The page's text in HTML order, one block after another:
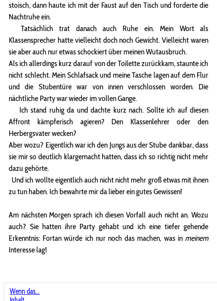
stoisch, dann haute ich mit der Faust auf den Tisch und forderte die
Nachtruhe ein.
Tatsächlich trat danach auch Ruhe ein. Mein Wort als
Klassensprecher hatte vielleicht doch noch Gewicht. Vielleicht waren
sie aber auch nur etwas schockiert über meinen Wutausbruch.
Als ich allerdings kurz darauf von der Toilette zurückkam, staunte ich
nicht schlecht. Mein Schlafsack und meine Tasche lagen auf dem Flur
und die Stubentüre war von innen verschlossen worden. Die
nächtliche Party war wieder im vollen Gange.
Ich stand ruhig da und dachte kurz nach. Sollte ich auf diesen
Affront kämpferisch agieren? Den Klassenlehrer oder den
Herbergsvater wecken?
Aber wozu? Eigentlich war ich den Jungs aus der Stube dankbar, dass
sie mir so deutlich klargemacht hatten, dass ich so richtig nicht mehr
dazu gehörte.
Und ich wollte eigentlich auch nicht nicht mehr groß etwas mit ihnen
zu tun haben. Ich bewahrte mir da lieber ein gutes Gewissen!
Am nächsten Morgen sprach ich diesen Vorfall auch nicht an. Wozu
auch? Sie hatten ihre Party gehabt und ich eine tiefer gehende
Erkenntnis: Fortan würde ich nur noch das machen, was in meinem
Interesse lag!
Wenn das...